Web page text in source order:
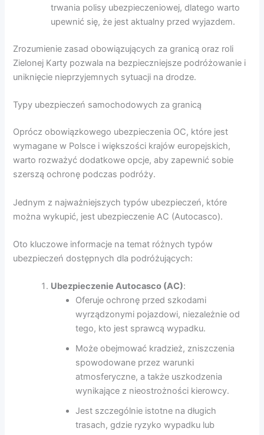
trwania polisy ubezpieczeniowej, dlatego warto
upewnić się, że jest aktualny przed wyjazdem.
Zrozumienie zasad obowiązujących za granicą oraz roli
Zielonej Karty pozwala na bezpieczniejsze podróżowanie i
uniknięcie nieprzyjemnych sytuacji na drodze.
Typy ubezpieczeń samochodowych za granicą
Oprócz obowiązkowego ubezpieczenia OC, które jest
wymagane w Polsce i większości krajów europejskich,
warto rozważyć dodatkowe opcje, aby zapewnić sobie
szerszą ochronę podczas podróży.
Jednym z najważniejszych typów ubezpieczeń, które
można wykupić, jest ubezpieczenie AC (Autocasco).
Oto kluczowe informacje na temat różnych typów
ubezpieczeń dostępnych dla podróżujących:
Ubezpieczenie Autocasco (AC):
Oferuje ochronę przed szkodami
wyrządzonymi pojazdowi, niezależnie od
tego, kto jest sprawcą wypadku.
Może obejmować kradzież, zniszczenia
spowodowane przez warunki
atmosferyczne, a także uszkodzenia
wynikające z nieostrożności kierowcy.
Jest szczególnie istotne na długich
trasach, gdzie ryzyko wypadku lub